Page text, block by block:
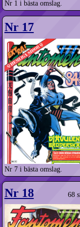
Nr 1 i bästa omslag.
Nr 17
Nr 7 i bästa omslag.
Nr 18 68